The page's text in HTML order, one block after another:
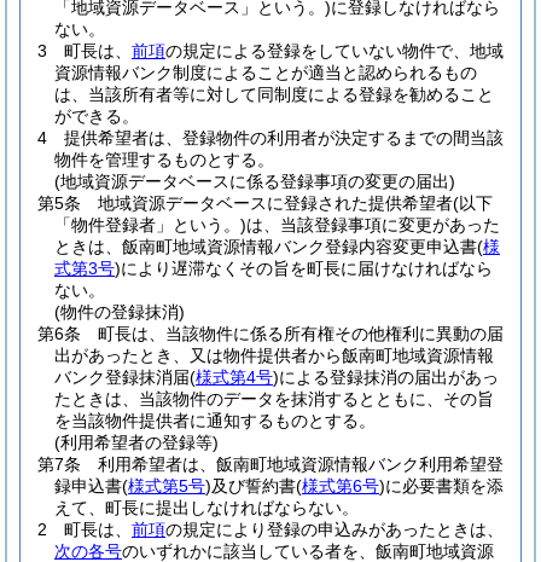
「地域資源データベース」という。)に登録しなければなら
ない。
3
町長は、 前項の規定による登録をしていない物件で、地域
資源情報バンク制度によることが適当と認められるもの
は、当該所有者等に対して同制度による登録を勧めること
ができる。
4
提供希望者は、登録物件の利用者が決定するまでの間当該
物件を管理するものとする。
(地域資源データベースに係る登録事項の変更の届出)
第5条
地域資源データベースに登録された提供希望者(以下
「物件登録者」という。)は、当該登録事項に変更があった
ときは、飯南町地域資源情報バンク登録内容変更申込書(様
式第3号)により遅滞なくその旨を町長に届けなければなら
ない。
(物件の登録抹消)
第6条
町長は、当該物件に係る所有権その他権利に異動の届
出があったとき、又は物件提供者から飯南町地域資源情報
バンク登録抹消届(様式第4号)による登録抹消の届出があっ
たときは、当該物件のデータを抹消するとともに、その旨
を当該物件提供者に通知するものとする。
(利用希望者の登録等)
第7条
利用希望者は、飯南町地域資源情報バンク利用希望登
録申込書(様式第5号)及び誓約書(様式第6号)に必要書類を添
えて、町長に提出しなければならない。
2
町長は、 前項の規定により登録の申込みがあったときは、
次の各号のいずれかに該当している者を、飯南町地域資源